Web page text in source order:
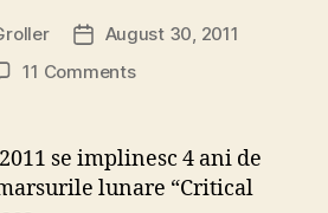
PostAugust 30, 2011
11 Commentson
Mass
se implinesc 4 ani de
lunare “Critical